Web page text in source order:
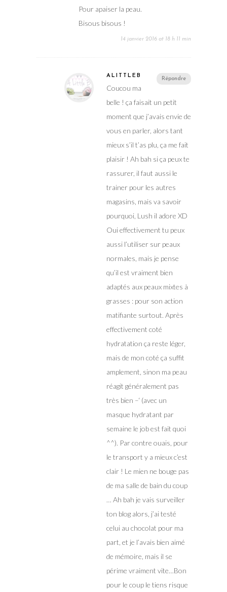
Pour apaiser la peau.
Bisous bisous !
14 janvier 2016 at 18 h 11 min
Répondre
ALITTLEB
Coucou ma
belle ! ça faisait un petit
moment que j’avais envie de
vous en parler, alors tant
mieux s’il t’as plu, ça me fait
plaisir ! Ah bah si ça peux te
rassurer, il faut aussi le
trainer pour les autres
magasins, mais va savoir
pourquoi, Lush il adore XD
Oui effectivement tu peux
aussi l’utiliser sur peaux
normales, mais je pense
qu’il est vraiment bien
adaptés aux peaux mixtes à
grasses : pour son action
matifiante surtout. Après
effectivement coté
hydratation ça reste léger,
mais de mon coté ça suffit
amplement, sinon ma peau
réagit généralement pas
très bien –‘ (avec un
masque hydratant par
semaine le job est fait quoi
^^). Par contre ouais, pour
le transport y a mieux c’est
clair ! Le mien ne bouge pas
de ma salle de bain du coup
… Ah bah je vais surveiller
ton blog alors, j’ai testé
celui au chocolat pour ma
part, et je l’avais bien aimé
de mémoire, mais il se
périme vraiment vite…Bon
pour le coup le tiens risque